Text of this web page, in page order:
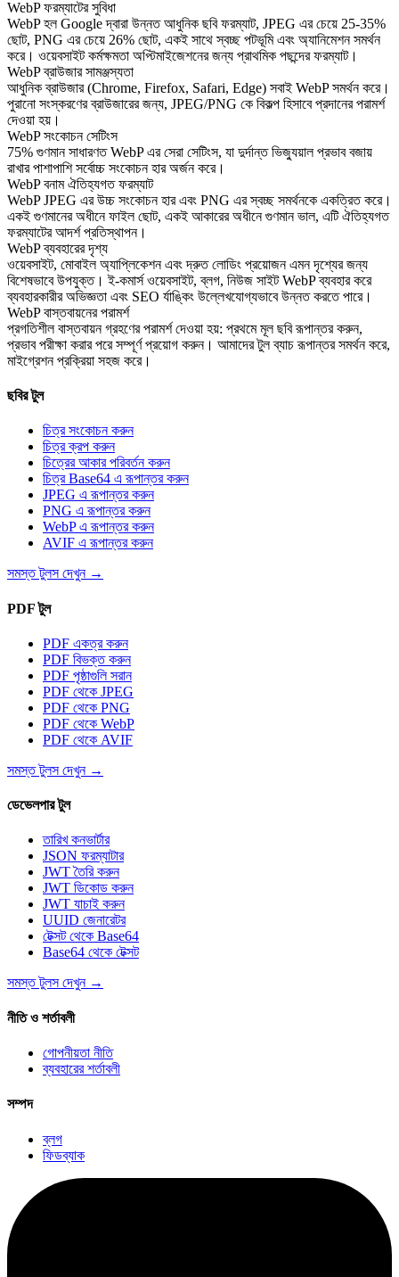
WebP ফরম্যাটের সুবিধা
WebP হল Google দ্বারা উন্নত আধুনিক ছবি ফরম্যাট, JPEG এর চেয়ে 25-35%
ছোট, PNG এর চেয়ে 26% ছোট, একই সাথে স্বচ্ছ পটভূমি এবং অ্যানিমেশন সমর্থন
করে। ওয়েবসাইট কর্মক্ষমতা অপ্টিমাইজেশনের জন্য প্রাথমিক পছন্দের ফরম্যাট।
WebP ব্রাউজার সামঞ্জস্যতা
আধুনিক ব্রাউজার (Chrome, Firefox, Safari, Edge) সবাই WebP সমর্থন করে।
পুরানো সংস্করণের ব্রাউজারের জন্য, JPEG/PNG কে বিকল্প হিসাবে প্রদানের পরামর্শ
দেওয়া হয়।
WebP সংকোচন সেটিংস
75% গুণমান সাধারণত WebP এর সেরা সেটিংস, যা দুর্দান্ত ভিজ্যুয়াল প্রভাব বজায়
রাখার পাশাপাশি সর্বোচ্চ সংকোচন হার অর্জন করে।
WebP বনাম ঐতিহ্যগত ফরম্যাট
WebP JPEG এর উচ্চ সংকোচন হার এবং PNG এর স্বচ্ছ সমর্থনকে একত্রিত করে।
একই গুণমানের অধীনে ফাইল ছোট, একই আকারের অধীনে গুণমান ভাল, এটি ঐতিহ্যগত
ফরম্যাটের আদর্শ প্রতিস্থাপন।
WebP ব্যবহারের দৃশ্য
ওয়েবসাইট, মোবাইল অ্যাপ্লিকেশন এবং দ্রুত লোডিং প্রয়োজন এমন দৃশ্যের জন্য
বিশেষভাবে উপযুক্ত। ই-কমার্স ওয়েবসাইট, ব্লগ, নিউজ সাইট WebP ব্যবহার করে
ব্যবহারকারীর অভিজ্ঞতা এবং SEO র্যাঙ্কিং উল্লেখযোগ্যভাবে উন্নত করতে পারে।
WebP বাস্তবায়নের পরামর্শ
প্রগতিশীল বাস্তবায়ন গ্রহণের পরামর্শ দেওয়া হয়: প্রথমে মূল ছবি রূপান্তর করুন,
প্রভাব পরীক্ষা করার পরে সম্পূর্ণ প্রয়োগ করুন। আমাদের টুল ব্যাচ রূপান্তর সমর্থন করে,
মাইগ্রেশন প্রক্রিয়া সহজ করে।
ছবির টুল
চিত্র সংকোচন করুন
চিত্র ক্রপ করুন
চিত্রের আকার পরিবর্তন করুন
চিত্র Base64 এ রূপান্তর করুন
JPEG এ রূপান্তর করুন
PNG এ রূপান্তর করুন
WebP এ রূপান্তর করুন
AVIF এ রূপান্তর করুন
সমস্ত টুলস দেখুন→
PDF টুল
PDF একত্র করুন
PDF বিভক্ত করুন
PDF পৃষ্ঠাগুলি সরান
PDF থেকে JPEG
PDF থেকে PNG
PDF থেকে WebP
PDF থেকে AVIF
সমস্ত টুলস দেখুন→
ডেভেলপার টুল
তারিখ কনভার্টার
JSON ফরম্যাটার
JWT তৈরি করুন
JWT ডিকোড করুন
JWT যাচাই করুন
UUID জেনারেটর
টেক্সট থেকে Base64
Base64 থেকে টেক্সট
সমস্ত টুলস দেখুন→
নীতি ও শর্তাবলী
গোপনীয়তা নীতি
ব্যবহারের শর্তাবলী
সম্পদ
ব্লগ
ফিডব্যাক